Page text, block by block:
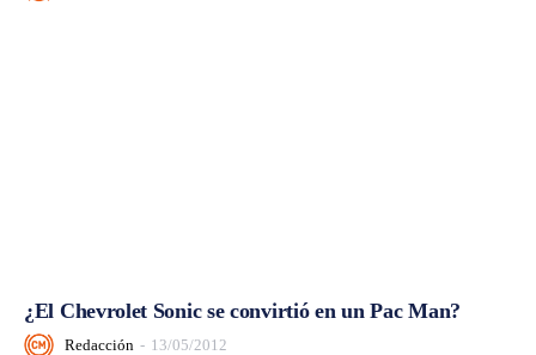
¿El Chevrolet Sonic se convirtió en un Pac Man?
Redacción - 13/05/2012